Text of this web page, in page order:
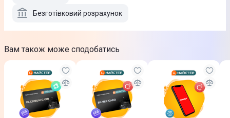
Безготівковий розрахунок
Вам також може сподобатись